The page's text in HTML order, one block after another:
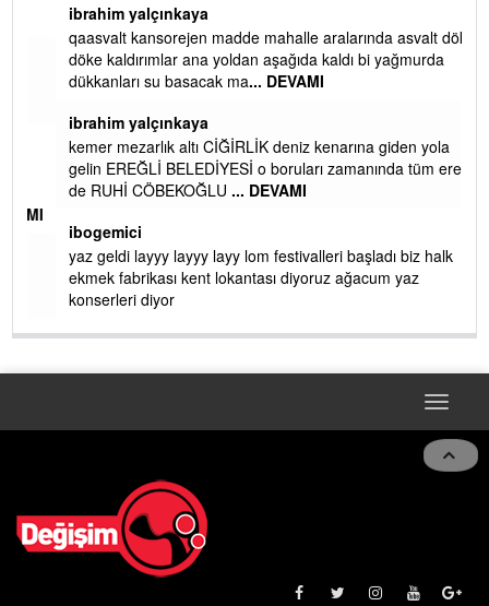
ibrahim yalçınkaya
qaasvalt kansorejen madde mahalle aralarında asvalt döke
döke kaldırımlar ana yoldan aşağıda kaldı bi yağmurda
dükkanları su basacak ma... DEVAMI
ibrahim yalçınkaya
kemer mezarlık altı CİĞİRLİK deniz kenarına giden yola
gelin EREĞLİ BELEDİYESİ o boruları zamanında tüm ereğli
de RUHİ CÖBEKOĞLU... DEVAMI
ibogemici
yaz geldi layyy layyy layy lom festivalleri başladı biz halk
ekmek fabrikası kent lokantası diyoruz ağacum yaz
konserleri diyor
Toggle